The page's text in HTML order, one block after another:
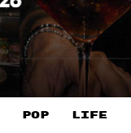
POP LIFE